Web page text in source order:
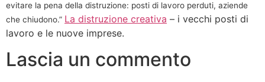
evitare la pena della distruzione: posti di lavoro perduti, aziende
che chiudono.” La distruzione creativa – i vecchi posti di
lavoro e le nuove imprese.
Lascia un commento